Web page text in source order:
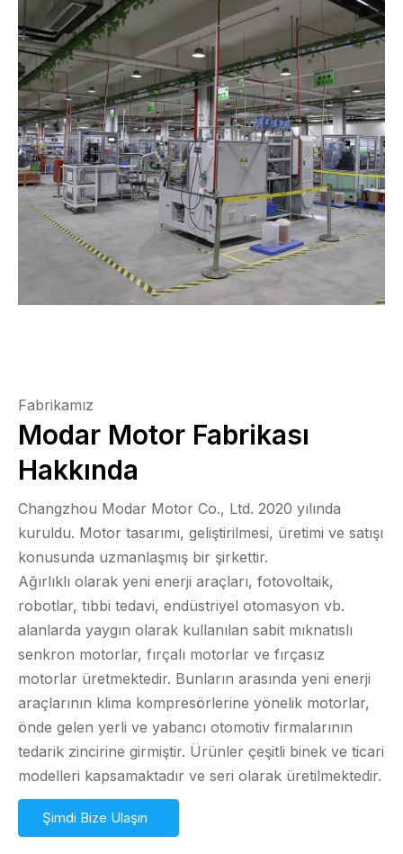
Fabrikamız
Modar Motor Fabrikası
Hakkında
Changzhou Modar Motor Co., Ltd. 2020 yılında
kuruldu. Motor tasarımı, geliştirilmesi, üretimi ve satışı
konusunda uzmanlaşmış bir şirkettir.
Ağırlıklı olarak yeni enerji araçları, fotovoltaik,
robotlar, tıbbi tedavi, endüstriyel otomasyon vb.
alanlarda yaygın olarak kullanılan sabit mıknatıslı
senkron motorlar, fırçalı motorlar ve fırçasız
motorlar üretmektedir. Bunların arasında yeni enerji
araçlarının klima kompresörlerine yönelik motorlar,
önde gelen yerli ve yabancı otomotiv firmalarının
tedarik zincirine girmiştir. Ürünler çeşitli binek ve ticari
modelleri kapsamaktadır ve seri olarak üretilmektedir.
Şimdi Bize Ulaşın